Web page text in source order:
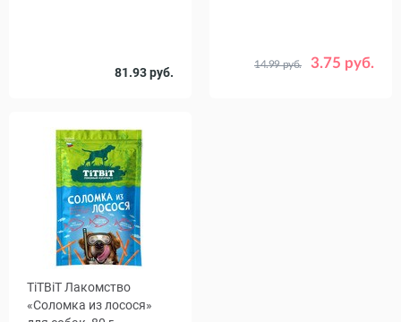
81.93 руб.
3.75 руб.
14.99 руб.
Срок
19.09.26
TiTBiT Лакомство
«Соломка из лосося»